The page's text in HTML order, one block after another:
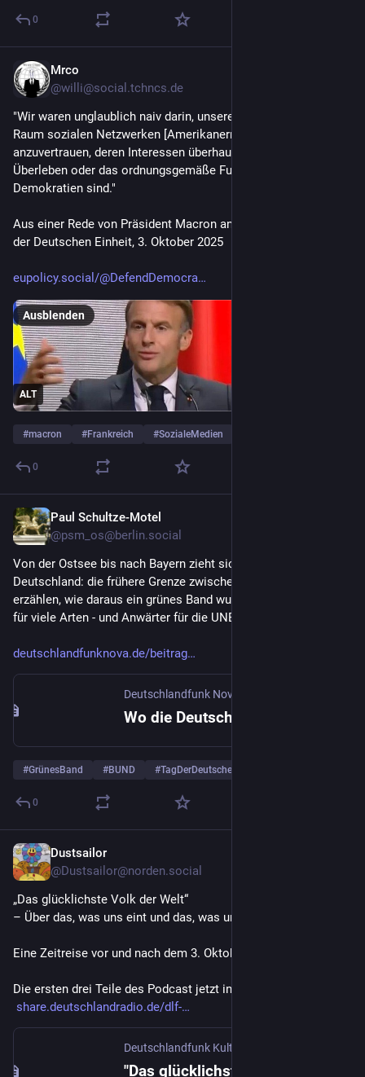
0
Mrco
@willi@social.tchncs.de
"Wir waren unglaublich naiv darin, unseren demokratischen
Raum sozialen Netzwerken [Amerikanern und Chinesen]
anzuvertrauen, deren Interessen überhaupt nicht das
Überleben oder das ordnungsgemäße Funktionieren unserer
Demokratien sind."
Aus einer Rede von Präsident Macron anlässlich des Tages
der Deutschen Einheit, 3. Oktober 2025
eupolicy.social/@DefendDemocra
ALT
Ausblenden
#macron #Frankreich #SozialeMedien
0
Paul Schultze-Motel
@psm_os@berlin.social
Von der Ostsee bis nach Bayern zieht sich ein Band durch
Deutschland: die frühere Grenze zwischen DDR und BRD. Wir
erzählen, wie daraus ein grünes Band wurde: ein Lebensraum
für viele Arten - und Anwärter für die UNESCO-Welterbeliste.
deutschlandfunknova.de/beitrag
Deutschlandfunk Nova
Wo die Deutsche Einheit blüht
#GrünesBand #BUND #TagDerDeutschenEinheit
0
Dustsailor
@Dustsailor@norden.social
„Das glücklichste Volk der Welt“
– Über das, was uns eint und das, was uns trennt
Eine Zeitreise vor und nach dem 3. Oktober 1989.
Die ersten drei Teile des Podcast jetzt in der
share.deutschlandradio.de/dlf-
Deutschlandfunk Kultur